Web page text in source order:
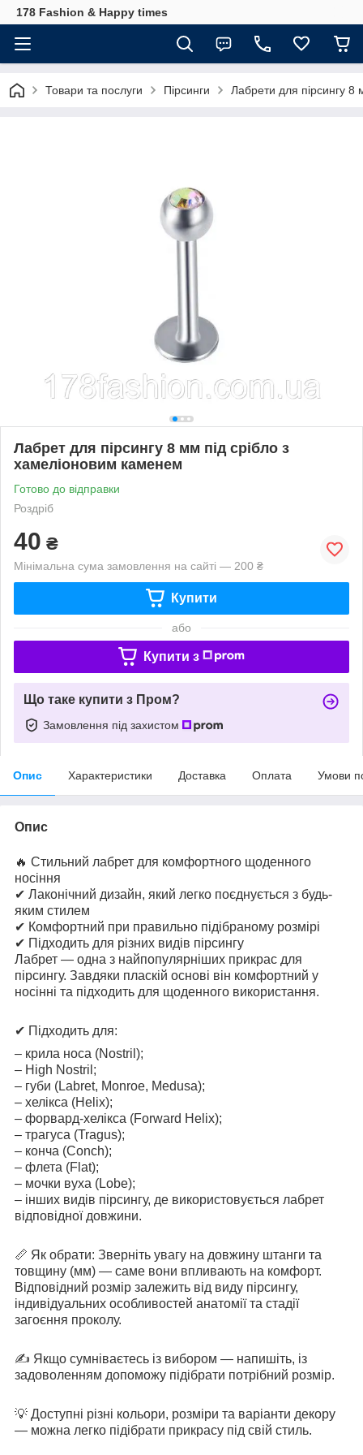
178 Fashion & Happy times
Товари та послуги Пірсинги Лабрети для пірсингу 8
Лабрет для пірсингу 8 мм під срібло з
хамеліоновим каменем
Готово до відправки
Роздріб
40 ₴
Мінімальна сума замовлення на сайті — 200 ₴
Купити
або
Купити з
Що таке купити з Пром?
Замовлення під захистом
Опис Характеристики Доставка Оплата Умови
Опис
🔥 Стильний лабрет для комфортного щоденного
носіння
✔ Лаконічний дизайн, який легко поєднується з будь-
яким стилем
✔ Комфортний при правильно підібраному розмірі
✔ Підходить для різних видів пірсингу
Лабрет — одна з найпопулярніших прикрас для
пірсингу. Завдяки пласкій основі він комфортний у
носінні та підходить для щоденного використання.
✔ Підходить для:
– крила носа (Nostril);
– High Nostril;
– губи (Labret, Monroe, Medusa);
– хелікса (Helix);
– форвард-хелікса (Forward Helix);
– трагуса (Tragus);
– конча (Conch);
– флета (Flat);
– мочки вуха (Lobe);
– інших видів пірсингу, де використовується лабрет
відповідної довжини.
📏 Як обрати: Зверніть увагу на довжину штанги та
товщину (мм) — саме вони впливають на комфорт.
Відповідний розмір залежить від виду пірсингу,
індивідуальних особливостей анатомії та стадії
загоєння проколу.
✍️ Якщо сумніваєтесь із вибором — напишіть, із
задоволенням допоможу підібрати потрібний розмір.
💡 Доступні різні кольори, розміри та варіанти декору
— можна легко підібрати прикрасу під свій стиль.